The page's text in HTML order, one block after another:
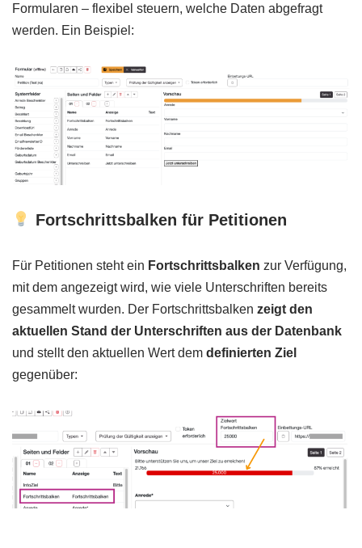
Formularen – flexibel steuern, welche Daten abgefragt
werden. Ein Beispiel:
Fortschrittsbalken für Petitionen
Für Petitionen steht ein Fortschrittsbalken zur Verfügung,
mit dem angezeigt wird, wie viele Unterschriften bereits
gesammelt wurden. Der Fortschrittsbalken zeigt den
aktuellen Stand der Unterschriften aus der Datenbank
und stellt den aktuellen Wert dem definierten Ziel
gegenüber: